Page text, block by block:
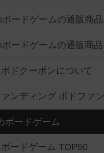
ードゲームの通販商品
ードゲームの通販商品
ドクーポンについて
ンディング ボドファン
ボードゲーム
ードゲーム TOP50